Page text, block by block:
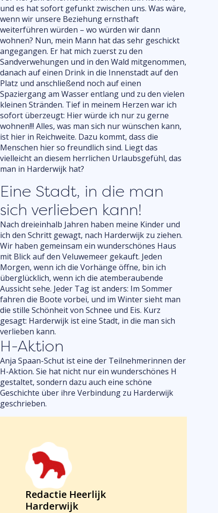
UITagenda
und es hat sofort gefunkt zwischen uns. Was wäre,
wenn wir unsere Beziehung ernsthaft
weiterführen würden – wo würden wir dann
wohnen? Nun, mein Mann hat das sehr geschickt
angegangen. Er hat mich zuerst zu den
Sandverwehungen und in den Wald mitgenommen,
danach auf einen Drink in die Innenstadt auf den
Platz und anschließend noch auf einen
Spaziergang am Wasser entlang und zu den vielen
kleinen Stränden. Tief in meinem Herzen war ich
sofort überzeugt: Hier würde ich nur zu gerne
wohnen!!! Alles, was man sich nur wünschen kann,
ist hier in Reichweite. Dazu kommt, dass die
Menschen hier so freundlich sind. Liegt das
vielleicht an diesem herrlichen Urlaubsgefühl, das
man in Harderwijk hat?
Eine Stadt, in die man
sich verlieben kann!
Nach dreieinhalb Jahren haben meine Kinder und
ich den Schritt gewagt, nach Harderwijk zu ziehen.
Wir haben gemeinsam ein wunderschönes Haus
mit Blick auf den Veluwemeer gekauft. Jeden
Morgen, wenn ich die Vorhänge öffne, bin ich
überglücklich, wenn ich die atemberaubende
Aussicht sehe. Jeder Tag ist anders: Im Sommer
fahren die Boote vorbei, und im Winter sieht man
die stille Schönheit von Schnee und Eis. Kurz
gesagt: Harderwijk ist eine Stadt, in die man sich
verlieben kann.
H-Aktion
Anja Spaan-Schut ist eine der Teilnehmerinnen der
H-Aktion. Sie hat nicht nur ein wunderschönes H
gestaltet, sondern dazu auch eine schöne
Geschichte über ihre Verbindung zu Harderwijk
geschrieben.
Redactie Heerlijk
Harderwijk